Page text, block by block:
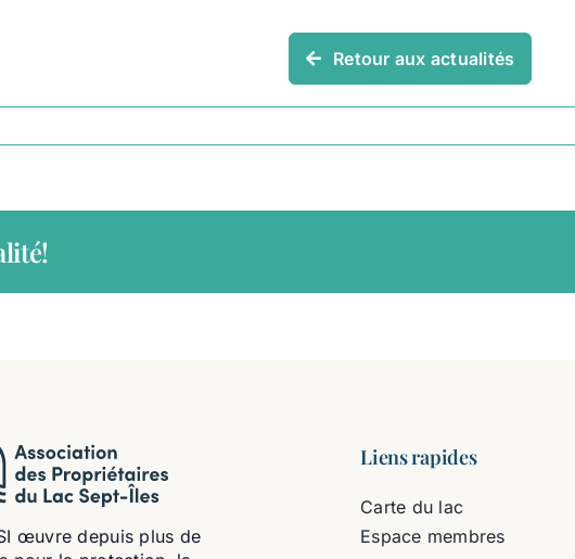
Retour aux actualités
œuvre depuis plus de
Liens rapides
Carte du lac
Espace membres